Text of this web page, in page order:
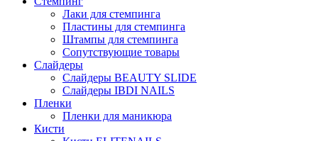
Лаки для стемпинга
Пластины для стемпинга
Штампы для стемпинга
Сопутствующие товары
Слайдеры
Слайдеры BEAUTY SLIDE
Слайдеры IBDI NAILS
Пленки
Пленки для маникюра
Кисти